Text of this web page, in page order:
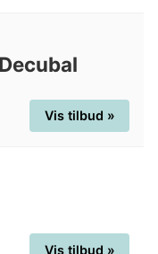
Vis tilbud »
Vis tilbud »